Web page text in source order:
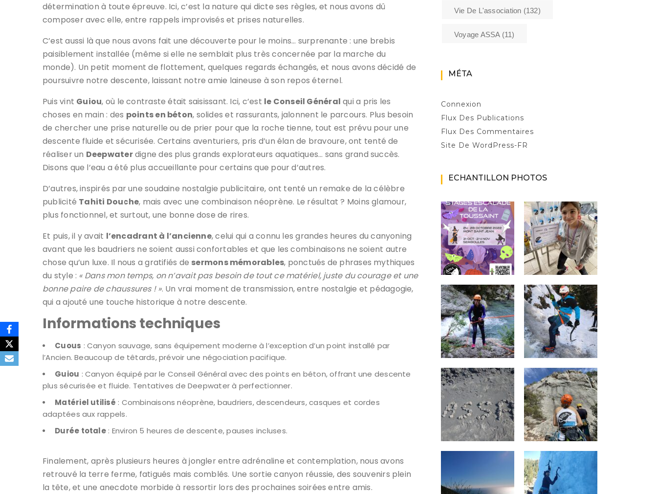
détermination à toute épreuve. Ici, c’est la nature qui dicte ses règles, et nous avons dû
composer avec elle, entre rappels improvisés et prises naturelles.
C’est aussi là que nous avons fait une découverte pour le moins… surprenante : une brebis
paisiblement installée (même si elle ne semblait plus très concernée par la marche du
monde). Un petit moment de flottement, quelques regards échangés, et nous avons décidé de
poursuivre notre descente, laissant notre amie laineuse à son repos éternel.
Puis vint Guiou, où le contraste était saisissant. Ici, c’est le Conseil Général qui a pris les
choses en main : des points en béton, solides et rassurants, jalonnent le parcours. Plus besoin
de chercher une prise naturelle ou de prier pour que la roche tienne, tout est prévu pour une
descente fluide et sécurisée. Certains aventuriers, pris d’un élan de bravoure, ont tenté de
réaliser un Deepwaterdigne des plus grands explorateurs aquatiques… sans grand succès.
Disons que l’eau a été plus accueillante pour certains que pour d’autres.
D’autres, inspirés par une soudaine nostalgie publicitaire, ont tenté un remake de la célèbre
publicité Tahiti Douche, mais avec une combinaison néoprène. Le résultat ? Moins glamour,
plus fonctionnel, et surtout, une bonne dose de rires.
Et puis, il y avait l’encadrant à l’ancienne, celui qui a connu les grandes heures du canyoning
avant que les baudriers ne soient aussi confortables et que les combinaisons ne soient autre
chose qu’un luxe. Il nous a gratifiés de sermons mémorables, ponctués de phrases mythiques
du style : « Dans mon temps, on n’avait pas besoin de tout ce matériel, juste du courage et une
bonne paire de chaussures ! ». Un vrai moment de transmission, entre nostalgie et pédagogie,
qui a ajouté une touche historique à notre descente.
Informations techniques
Cuous : Canyon sauvage, sans équipement moderne à l’exception d’un point installé par
l’Ancien. Beaucoup de têtards, prévoir une négociation pacifique.
Guiou : Canyon équipé par le Conseil Général avec des points en béton, offrant une descente
plus sécurisée et fluide. Tentatives de Deepwater à perfectionner.
Matériel utilisé : Combinaisons néoprène, baudriers, descendeurs, casques et cordes
adaptées aux rappels.
Durée totale: Environ 5 heures de descente, pauses incluses.
Finalement, après plusieurs heures à jongler entre adrénaline et contemplation, nous avons
retrouvé la terre ferme, fatigués mais comblés. Une sortie canyon réussie, des souvenirs plein
la tête, et une anecdote morbide à ressortir lors des prochaines soirées entre amis.
Vie De L'association (132)
Voyage ASSA(11)
MÉTA
Connexion
Flux Des Publications
Flux Des Commentaires
Site De WordPress-FR
ECHANTILLON PHOTOS